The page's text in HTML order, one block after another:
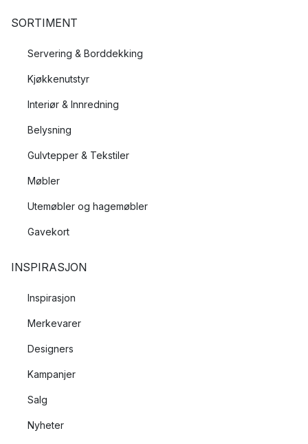
SORTIMENT
Servering & Borddekking
Kjøkkenutstyr
Interiør & Innredning
Belysning
Gulvtepper & Tekstiler
Møbler
Utemøbler og hagemøbler
Gavekort
INSPIRASJON
Inspirasjon
Merkevarer
Designers
Kampanjer
Salg
Nyheter